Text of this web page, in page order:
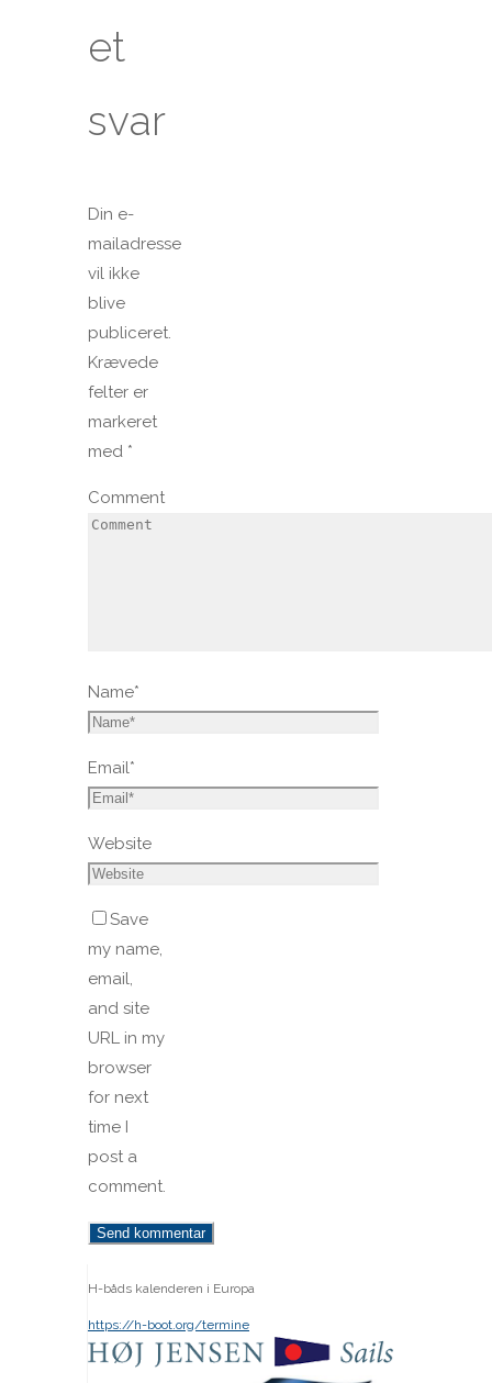
et
svar
Din e-
mailadresse
vil ikke
blive
publiceret.
Krævede
felter er
markeret
med *
Comment
Name*
Email*
Website
Save
my name,
email,
and site
URL in my
browser
for next
time I
post a
comment.
H-båds kalenderen i Europa
https://h-boot.org/termine